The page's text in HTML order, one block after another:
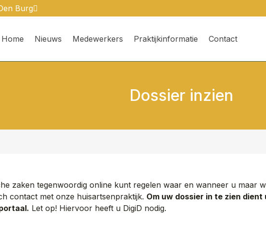
Burg
Home Nieuws Medewerkers Praktijkinformatie Contact
Dossier inzien
zaken tegenwoordig online kunt regelen waar en wanneer u maar
contact met onze huisartsenpraktijk. Om uw dossier in te zien dient
Let op! Hiervoor heeft u DigiD nodig.